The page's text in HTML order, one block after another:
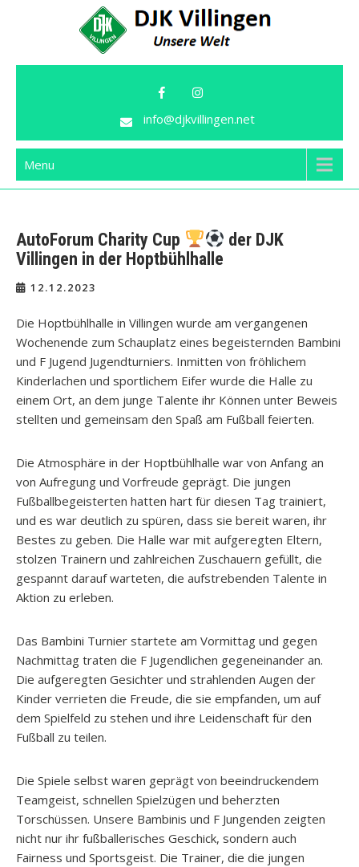
DJK Villingen
Unsere Welt!
info@djkvillingen.net
Menu
AutoForum Charity Cup
der DJK
Villingen in der Hoptbühlhalle
12.12.2023
Die Hoptbühlhalle in Villingen wurde am vergangenen
Wochenende zum Schauplatz eines begeisternden Bambini
und F Jugend Jugendturniers. Inmitten von fröhlichem
Kinderlachen und sportlichem Eifer wurde die Halle zu
einem Ort, an dem junge Talente ihr Können unter Beweis
stellten und gemeinsam den Spaß am Fußball feierten.
Die Atmosphäre in der Hoptbühlhalle war von Anfang an
von Aufregung und Vorfreude geprägt. Die jungen
Fußballbegeisterten hatten hart für diesen Tag trainiert,
und es war deutlich zu spüren, dass sie bereit waren, ihr
Bestes zu geben. Die Halle war mit aufgeregten Eltern,
stolzen Trainern und zahlreichen Zuschauern gefüllt, die
gespannt darauf warteten, die aufstrebenden Talente in
Aktion zu erleben.
Das Bambini Turnier startete am Vormittag und gegen
Nachmittag traten die F Jugendlichen gegeneinander an.
Die aufgeregten Gesichter und strahlenden Augen der
Kinder verrieten die Freude, die sie empfanden, um auf
dem Spielfeld zu stehen und ihre Leidenschaft für den
Fußball zu teilen.
Die Spiele selbst waren geprägt von beeindruckendem
Teamgeist, schnellen Spielzügen und beherzten
Torschüssen. Unsere Bambinis und F Jungenden zeigten
nicht nur ihr fußballerisches Geschick, sondern auch
Fairness und Sportsgeist. Die Trainer, die die jungen